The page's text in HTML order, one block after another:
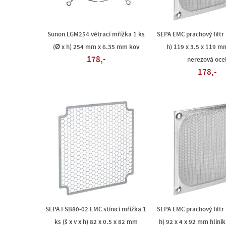
Sunon LGM254 větrací mřížka 1 ks
(Ø x h) 254 mm x 6.35 mm kov
178,-
SEPA EMC prachový filtr
h) 119 x 3.5 x 119
nerezová
178,-
SEPA FSB80-02 EMC stínicí mřížka 1
ks (š x v x h) 82 x 0.5 x 82 mm
SEPA EMC prachový filtr
h) 92 x 4 x 92 mm